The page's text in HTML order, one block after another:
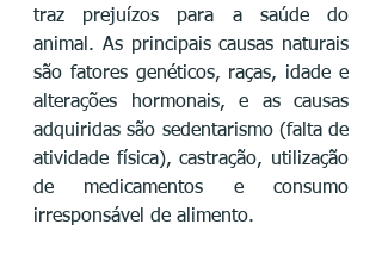
traz prejuízos para a saúde do
animal. As principais causas naturais
são fatores genéticos, raças, idade e
alterações hormonais, e as causas
adquiridas são sedentarismo (falta de
atividade física), castração, utilização
de medicamentos e consumo
irresponsável de alimento.